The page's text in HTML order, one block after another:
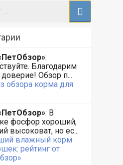
:
Благодарим
доверие! Обзор п...
обзора корма для
: В
фосфор хороший,
высоковат, но ес...
влажный корм
рейтинг от